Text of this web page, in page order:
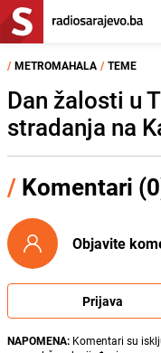
/ METROMAHALA / TEME
Dan žalosti u
stradanja na
/ Komentari
Objavite
Prijava
NAPOMENA: Komentari su